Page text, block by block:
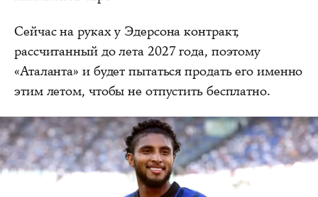
Сейчас на руках у Эдерсона контракт,
рассчитанный до лета 2027 года, поэтому
«Аталанта» и будет пытаться продать его именно
этим летом, чтобы не отпустить бесплатно.